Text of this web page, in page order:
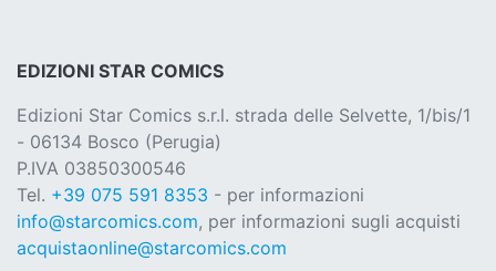
EDIZIONI STAR COMICS
Edizioni Star Comics s.r.l. strada delle Selvette, 1/bis/1
- 06134 Bosco (Perugia)
P.IVA 03850300546
Tel. +39 075 591 8353 - per informazioni
info@starcomics.com, per informazioni sugli acquisti
acquistaonline@starcomics.com